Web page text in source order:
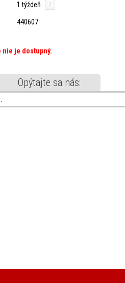
1 týždeň
440607
nie je dostupný.
Opýtajte sa nás: